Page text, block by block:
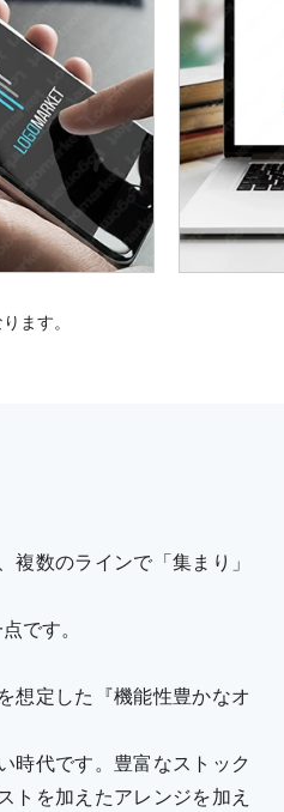
ます。
複数のラインで「集まり」
です。
想定した『機能性豊かなオ
時代です。豊富なストック
トを加えたアレンジを加え